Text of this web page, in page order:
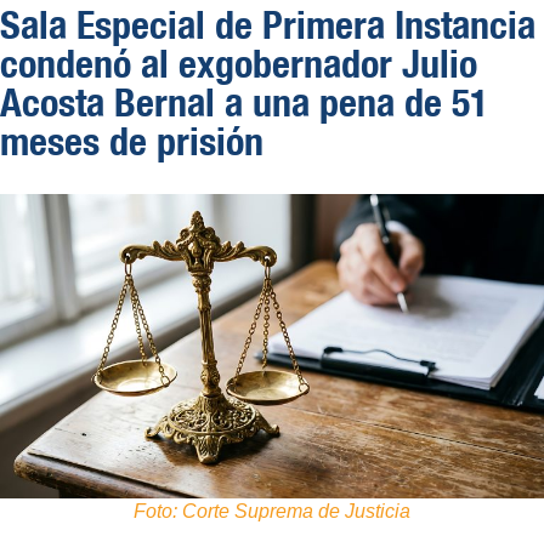
Sala Especial de Primera Instancia
condenó al exgobernador Julio
Acosta Bernal a una pena de 51
meses de prisión
Foto: Corte Suprema de Justicia